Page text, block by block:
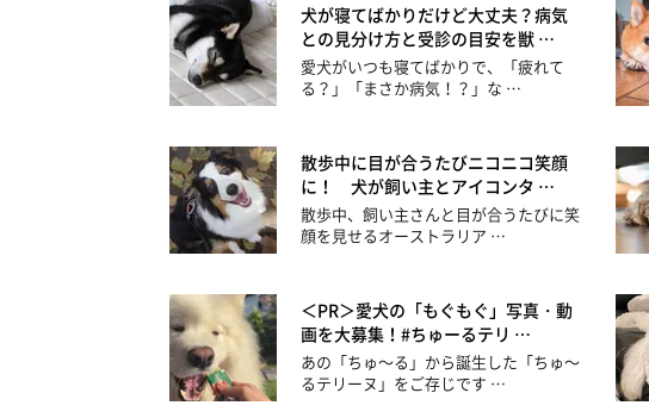
犬が寝てばかりだけど大丈夫？病気
との見分け方と受診の目安を獣 …
愛犬がいつも寝てばかりで、「疲れて
る？」「まさか病気！？」な …
散歩中に目が合うたびニコニコ笑顔
に！ 犬が飼い主とアイコンタ …
散歩中、飼い主さんと目が合うたびに笑
顔を見せるオーストラリア …
＜PR＞愛犬の「もぐもぐ」写真・動
画を大募集！#ちゅーるテリ …
あの「ちゅ～る」から誕生した「ちゅ～
るテリーヌ」をご存じです …